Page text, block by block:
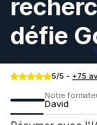
défie
5/5 - +75
Notre
David